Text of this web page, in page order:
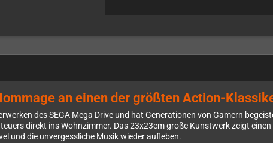
an einen der größten Action-
des SEGA Mega Drive und hat Generationen von Gamern
direkt ins Wohnzimmer. Das 23x23cm große Kunstwerk zeigt
und die unvergessliche Musik wieder aufleben.